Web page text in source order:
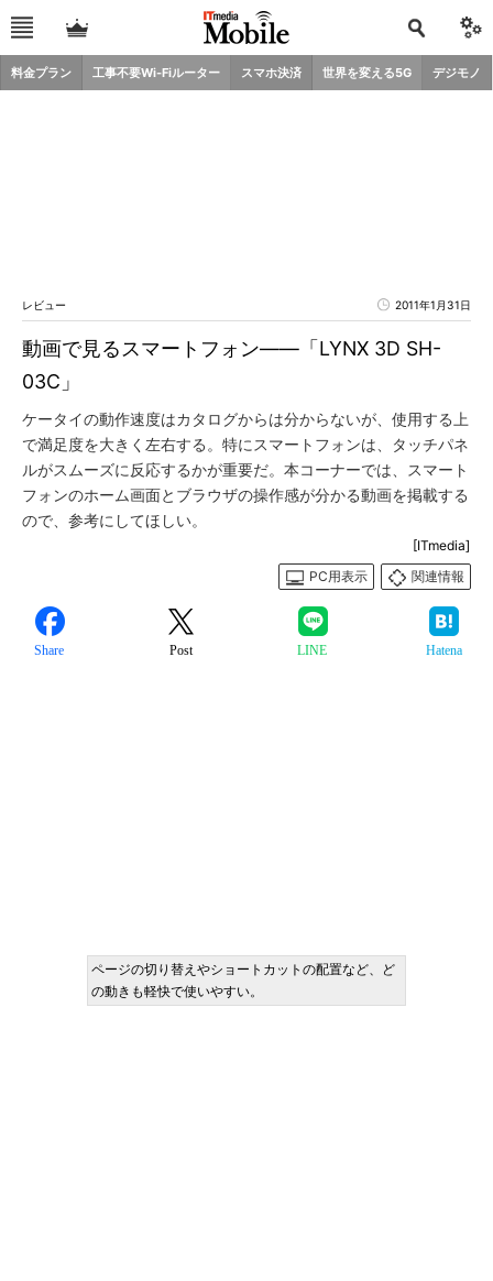
料金プラン 工事不要Wi-Fiルーター スマホ決済 世界を変える5G デジモノ
レビュー 2011年1月31日
動画で見るスマートフォン――「LYNX 3D SH-
03C」
ケータイの動作速度はカタログからは分からないが、使用する上
で満足度を大きく左右する。特にスマートフォンは、タッチパネ
ルがスムーズに反応するかが重要だ。本コーナーでは、スマート
フォンのホーム画面とブラウザの操作感が分かる動画を掲載する
ので、参考にしてほしい。
[ITmedia]
PC用表示
関連情報
Share Post LINE Hatena
ページの切り替えやショートカットの配置など、ど
の動きも軽快で使いやすい。